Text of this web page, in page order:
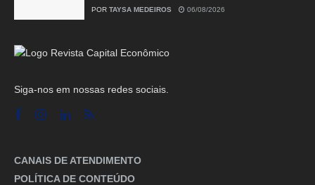
POR TAYSA MEDEIROS 06/08/2026
Siga-nos em nossas redes sociais.
CANAIS DE ATENDIMENTO
POLÍTICA DE CONTEÚDO